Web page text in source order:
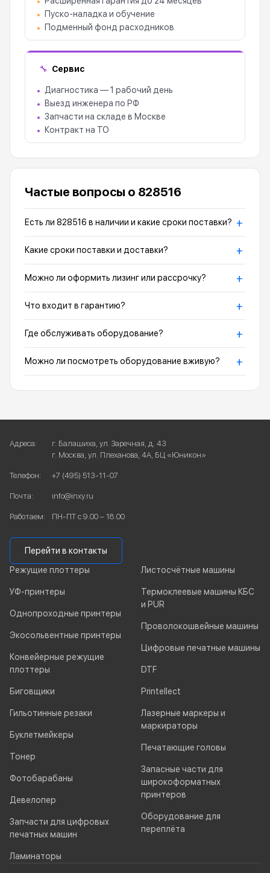
Пуско-наладка и обучение
Подменный фонд расходников
🔧 Сервис
Диагностика — 1 рабочий день
Выезд инженера по РФ
Запчасти на складе в Москве
Контракт на ТО
Частые вопросы о 828516
Есть ли 828516 в наличии и какие сроки поставки? +
Какие сроки поставки и доставки? +
Можно ли оформить лизинг или рассрочку? +
Что входит в гарантию? +
Где обслуживать оборудование? +
Можно ли посмотреть оборудование вживую? +
Режущие плоттеры
УФ-принтеры
Однопроходные принтеры
Экосольвентные принтеры
Конвейерные режущие
плоттеры
Биговщики
Гильотинные резаки
Буклетмейкеры
Тонер
Фотобарабаны
Девелопер
Запчасти для цифровых
печатных машин
Ламинаторы
Листосчётные машины
Термоклеевые машины КБС
и PUR
Проволокошвейные машины
Цифровые печатные машины
DTF
Printellect
Лазерные маркеры и
маркираторы
Печатающие головы
Запасные части для
широкоформатных
принтеров
Оборудование для
переплёта
Адреса:
г. Балашиха, ул. Заречная, д. 43
г. Москва, ул. Плеханова, 4А, БЦ «Юникон»
Телефон: +7 (495) 513-11-07
Почта: info@inxy.ru
Работаем: ПН-ПТ с 9.00 – 18.00
Перейти в контакты